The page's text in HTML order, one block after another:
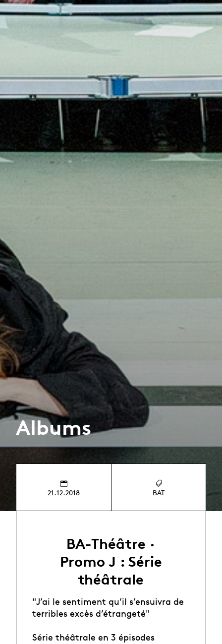
Albums
21.12.2018 BAT
BA-Théâtre ·
Promo J : Série
théâtrale
"J’ai le sentiment qu’il s’ensuivra de
terribles excès d’étrangeté"
Série théâtrale en 3 épisodes